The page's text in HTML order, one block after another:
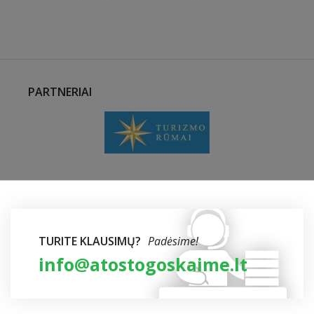
PARTNERIAI
TURITE KLAUSIMŲ? Padėsime!
info@atostogoskaime.lt